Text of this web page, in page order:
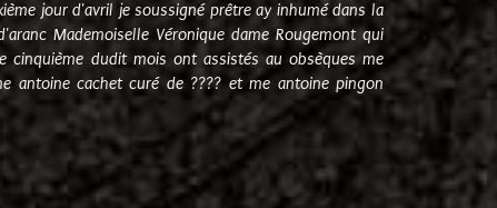
jour d'avril je soussigné prêtre ay inhumé dans la
Mademoiselle Véronique dame Rougemont qui
cinquième dudit mois ont assistés au obsèques me
antoine cachet curé de ???? et me antoine pingon